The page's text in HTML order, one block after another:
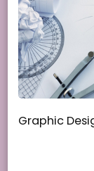
Graphic